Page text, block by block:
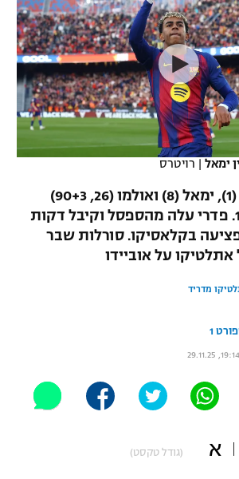
– פודקאסט
ימאל | רויטרס
אלאבס הדהימה (1), ימאל (8) ואולמו (26, 90+3)
הרגיעו וקבעו 1:3. פדרי עלה מהספסל וקיבל דקות
בקלאסיקו. סורלות שבר
מדריד
1
א (גודל טקסט)